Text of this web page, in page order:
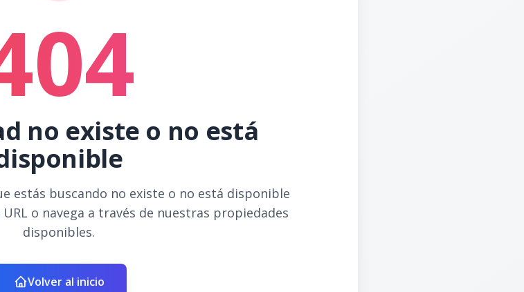
no existe o no está
estás buscando no existe o no está disponible
o navega a través de nuestras propiedades
disponibles.
Volver al inicio